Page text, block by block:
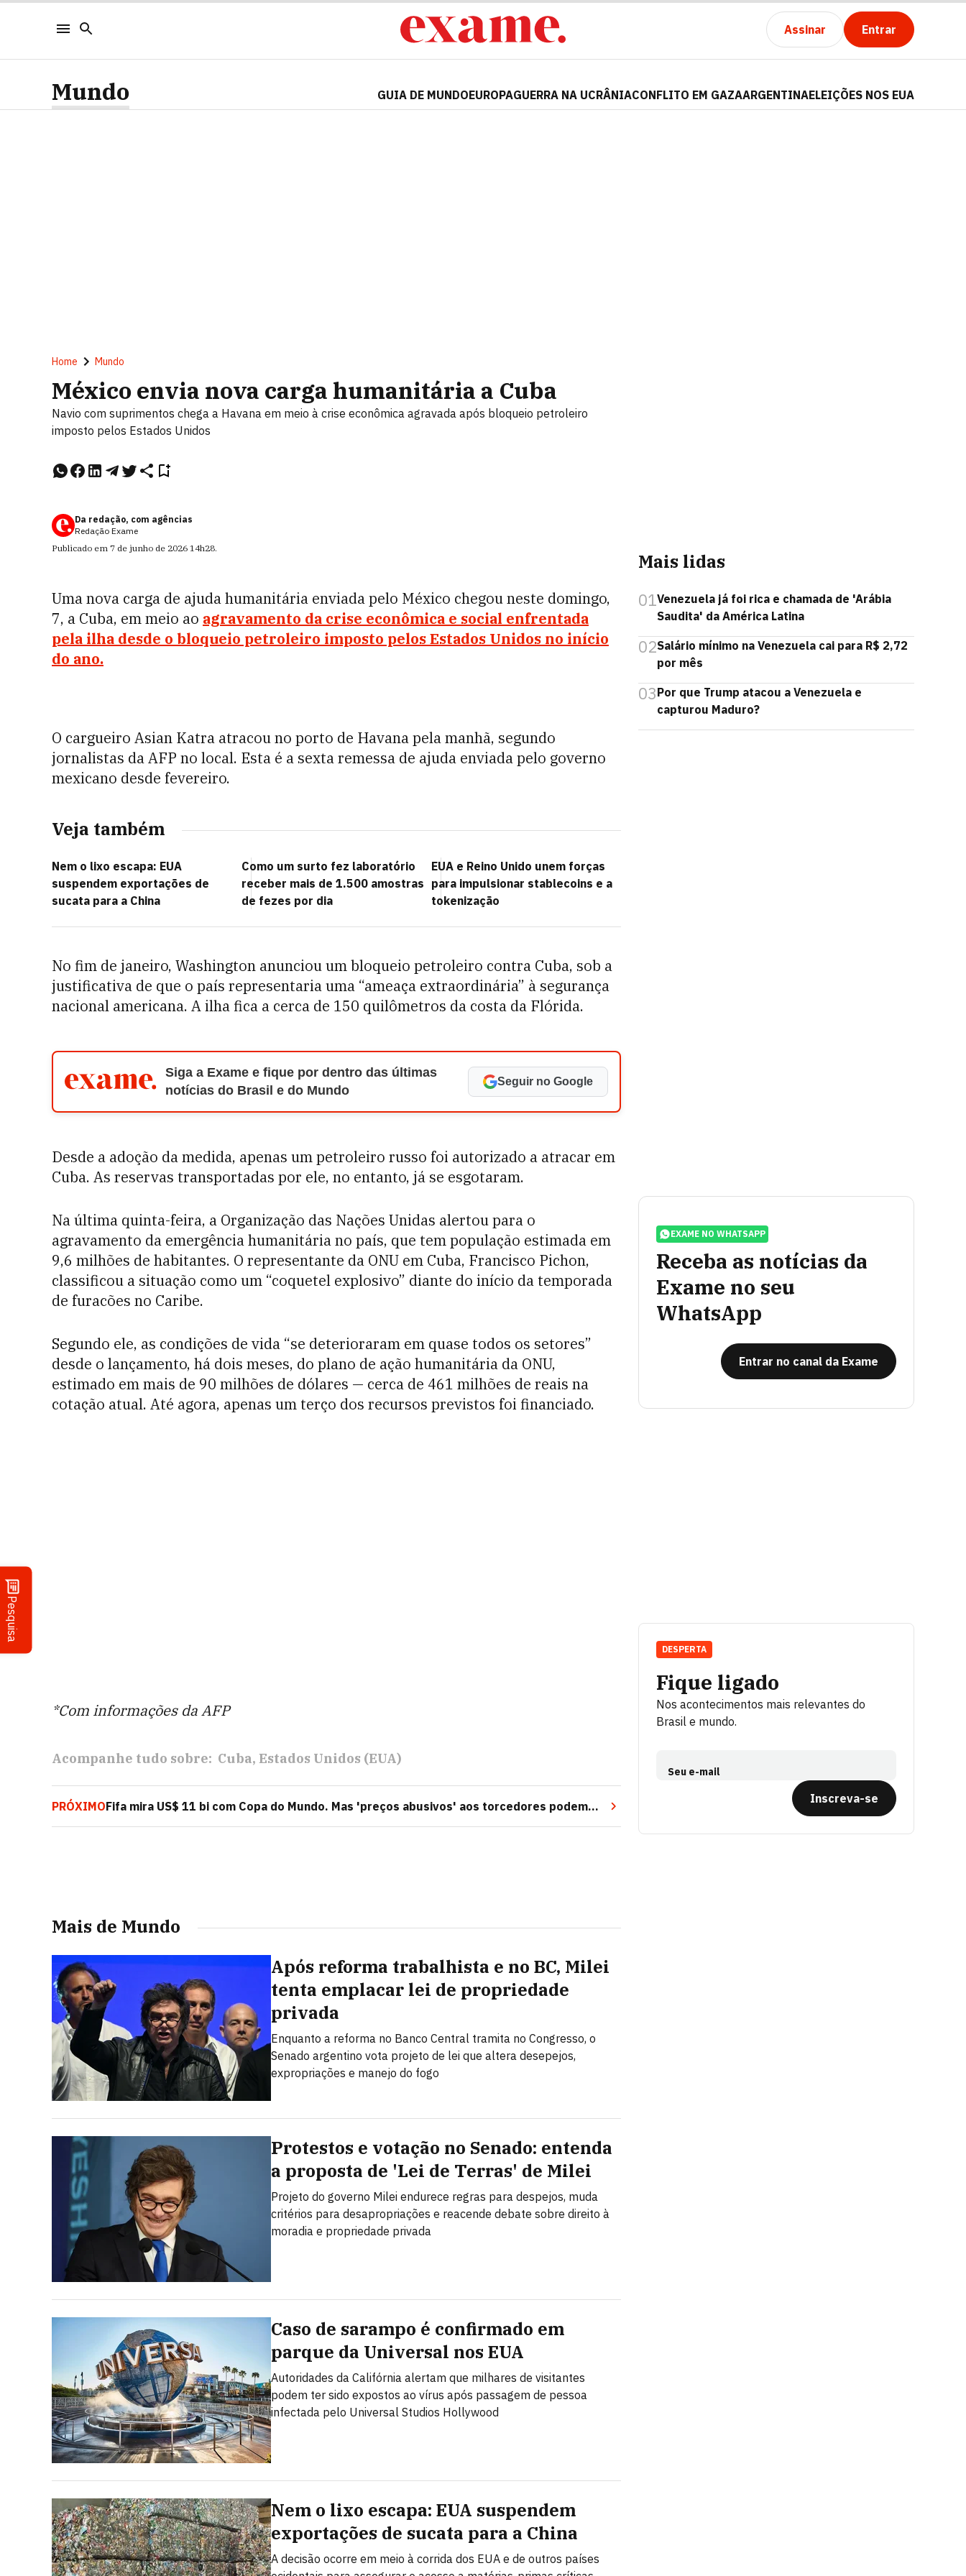
Assinar Entrar
Pesquisa
Mundo GUIA DE MUNDOEUROPAGUERRA NA UCRÂNIACONFLITO EM GAZAARGENTINAELEIÇÕES NOS EUA
Home Mundo
México envia nova carga humanitária a Cuba
Navio com suprimentos chega a Havana em meio à crise econômica agravada após bloqueio petroleiro
imposto pelos Estados Unidos
Da redação, com agências
Redação Exame
Publicado em 7 de junho de 2026 14h28.
Uma nova carga de ajuda humanitária enviada pelo México chegou neste domingo,
7, a Cuba, em meio ao agravamento da crise econômica e social enfrentada
pela ilha desde o bloqueio petroleiro imposto pelos Estados Unidos no início
do ano.
O cargueiro Asian Katra atracou no porto de Havana pela manhã, segundo
jornalistas da AFP no local. Esta é a sexta remessa de ajuda enviada pelo governo
mexicano desde fevereiro.
Veja também
Nem o lixo escapa: EUA
suspendem exportações de
sucata para a China
Como um surto fez laboratório
receber mais de 1.500 amostras
de fezes por dia
EUA e Reino Unido unem forças
para impulsionar stablecoins e a
tokenização
No fim de janeiro, Washington anunciou um bloqueio petroleiro contra Cuba, sob a
justificativa de que o país representaria uma “ameaça extraordinária” à segurança
nacional americana. A ilha fica a cerca de 150 quilômetros da costa da Flórida.
Siga a Exame e fique por dentro das últimas
notícias do Brasil e do Mundo
Seguir no Google
Desde a adoção da medida, apenas um petroleiro russo foi autorizado a atracar em
Cuba. As reservas transportadas por ele, no entanto, já se esgotaram.
Na última quinta-feira, a Organização das Nações Unidas alertou para o
agravamento da emergência humanitária no país, que tem população estimada em
9,6 milhões de habitantes. O representante da ONU em Cuba, Francisco Pichon,
classificou a situação como um “coquetel explosivo” diante do início da temporada
de furacões no Caribe.
Segundo ele, as condições de vida “se deterioraram em quase todos os setores”
desde o lançamento, há dois meses, do plano de ação humanitária da ONU,
estimado em mais de 90 milhões de dólares — cerca de 461 milhões de reais na
cotação atual. Até agora, apenas um terço dos recursos previstos foi financiado.
*Com informações da AFP
Acompanhe tudo sobre: Cuba Estados Unidos (EUA)
PRÓXIMOFifa mira US$ 11 bi com Copa do Mundo. Mas 'preços abusivos' aos torcedores podem
ser obstáculos
Mais de Mundo
Após reforma trabalhista e no BC, Milei
tenta emplacar lei de propriedade
privada
Enquanto a reforma no Banco Central tramita no Congresso, o
Senado argentino vota projeto de lei que altera desepejos,
expropriações e manejo do fogo
Protestos e votação no Senado: entenda
a proposta de 'Lei de Terras' de Milei
Projeto do governo Milei endurece regras para despejos, muda
critérios para desapropriações e reacende debate sobre direito à
moradia e propriedade privada
Caso de sarampo é confirmado em
parque da Universal nos EUA
Autoridades da Califórnia alertam que milhares de visitantes
podem ter sido expostos ao vírus após passagem de pessoa
infectada pelo Universal Studios Hollywood
Nem o lixo escapa: EUA suspendem
exportações de sucata para a China
A decisão ocorre em meio à corrida dos EUA e de outros países
Mais lidas
01Venezuela já foi rica e chamada de 'Arábia
Saudita' da América Latina
02Salário mínimo na Venezuela cai para R$ 2,72
por mês
03Por que Trump atacou a Venezuela e
capturou Maduro?
EXAME NO WHATSAPP
Receba as notícias da
Exame no seu
WhatsApp
Entrar no canal da Exame
Fique ligado
Nos acontecimentos mais relevantes do
Brasil e mundo.
Seu e-mail
Inscreva-se
DESPERTA